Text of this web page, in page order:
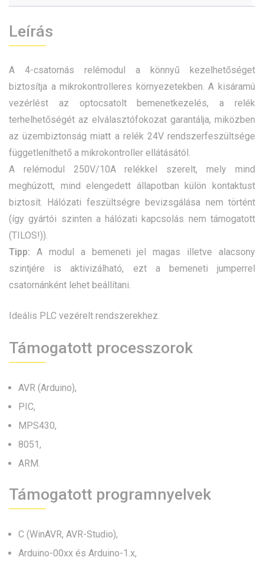
Leírás
A 4-csatornás relémodul a könnyű kezelhetőséget
biztosítja a mikrokontrolleres környezetekben. A kisáramú
vezérlést az optocsatolt bemenetkezelés, a relék
terhelhetőségét az elválasztófokozat garantálja, miközben
az üzembiztonság miatt a relék 24V rendszerfeszültsége
függetleníthető a mikrokontroller ellátásától.
A relémodul 250V/10A relékkel szerelt, mely mind
meghúzott, mind elengedett állapotban külön kontaktust
biztosít. Hálózati feszültségre bevizsgálása nem történt
(így gyártói szinten a hálózati kapcsolás nem támogatott
(TILOS!)).
Tipp: A modul a bemeneti jel magas illetve alacsony
szintjére is aktivizálható, ezt a bemeneti jumperrel
csatornánként lehet beállítani.
Ideális PLC vezérelt rendszerekhez.
Támogatott processzorok
AVR (Arduino),
PIC,
MPS430,
8051,
ARM.
Támogatott programnyelvek
C (WinAVR, AVR-Studio),
Arduino-00xx és Arduino-1.x,